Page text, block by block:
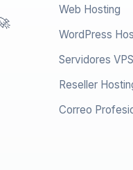
Web Hosting
WordPress
Servidores VPS
Reseller
Correo